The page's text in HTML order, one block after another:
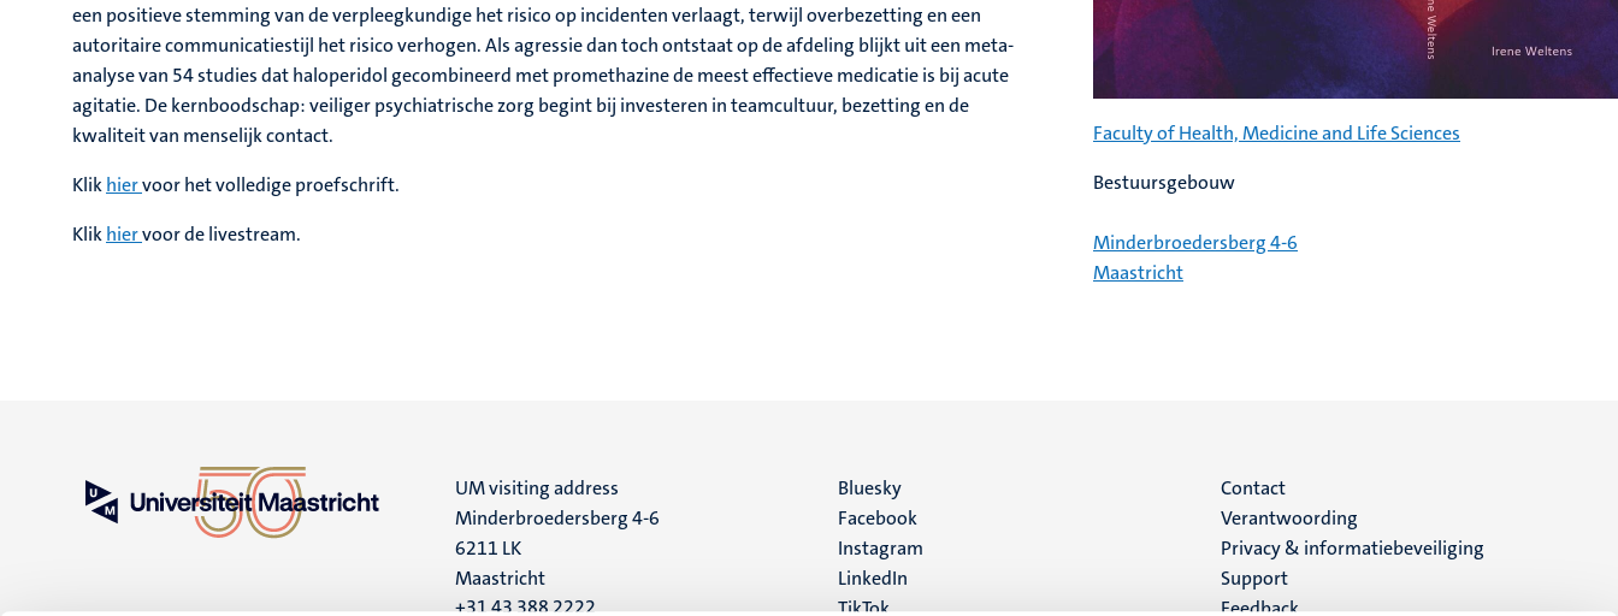
een positieve stemming van de verpleegkundige het risico op incidenten verlaagt, terwijl overbezetting en een
autoritaire communicatiestijl het risico verhogen. Als agressie dan toch ontstaat op de afdeling blijkt uit een meta-
analyse van 54 studies dat haloperidol gecombineerd met promethazine de meest effectieve medicatie is bij acute
agitatie. De kernboodschap: veiliger psychiatrische zorg begint bij investeren in teamcultuur, bezetting en de
kwaliteit van menselijk contact.
Klikhiervoor het volledige proefschrift.
Klikhiervoor de livestream.
Faculty of Health, Medicine and Life Sciences
Bestuursgebouw
Minderbroedersberg 4-6
Maastricht
UM visiting address
Minderbroedersberg 4-6
6211 LK
Maastricht
+31 43 388 2222
Social
media
Bluesky
Facebook
Instagram
LinkedIn
TikTok
Menu
footer
(NL)
Contact
Verantwoording
Privacy & informatiebeveiliging
Support
Feedback